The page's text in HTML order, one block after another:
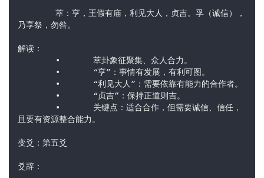
乃享祭，勿咎。
解读：
	•	萃卦象征聚集、众人合力。
	•	“亨”：事情有发展，有利可图。
	•	“利见大人”：需要依靠有能力的合作者。
	•	“贞吉”：保持正道则吉。
且要有资源整合能力。
变爻：第五爻
爻辞：